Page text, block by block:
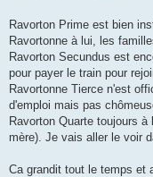
g
Ravorton Prime est bien
Ravortonne à lui, les
Ravorton Secundus est
pour payer le train pour
Ravortonne Tierce n'est
d'emploi mais pas
Ravorton Quarte toujours
mère). Je vais aller le voir
Ca grandit tout le temps et